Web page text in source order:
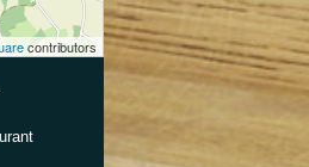
contributors